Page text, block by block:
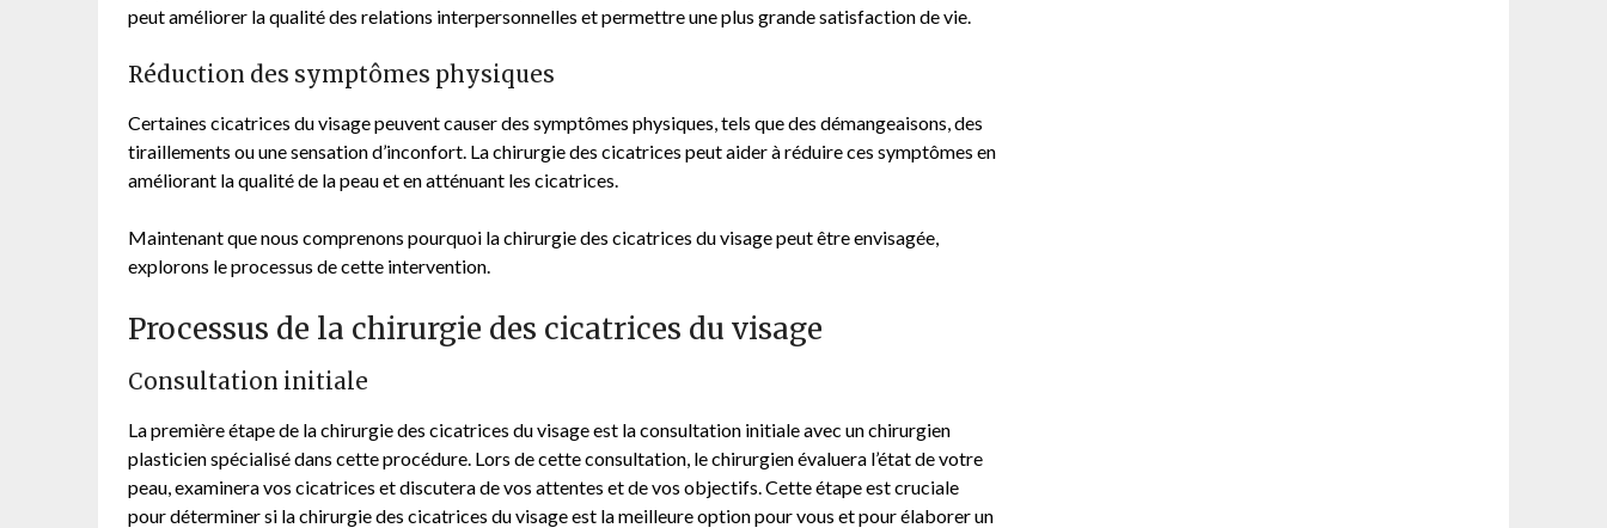
peut améliorer la qualité des relations interpersonnelles et permettre une plus grande satisfaction de vie.
Réduction des symptômes physiques
Certaines cicatrices du visage peuvent causer des symptômes physiques, tels que des démangeaisons, des
tiraillements ou une sensation d’inconfort. La chirurgie des cicatrices peut aider à réduire ces symptômes en
améliorant la qualité de la peau et en atténuant les cicatrices.
Maintenant que nous comprenons pourquoi la chirurgie des cicatrices du visage peut être envisagée,
explorons le processus de cette intervention.
Processus de la chirurgie des cicatrices du visage
Consultation initiale
La première étape de la chirurgie des cicatrices du visage est la consultation initiale avec un chirurgien
plasticien spécialisé dans cette procédure. Lors de cette consultation, le chirurgien évaluera l’état de votre
peau, examinera vos cicatrices et discutera de vos attentes et de vos objectifs. Cette étape est cruciale
pour déterminer si la chirurgie des cicatrices du visage est la meilleure option pour vous et pour élaborer un